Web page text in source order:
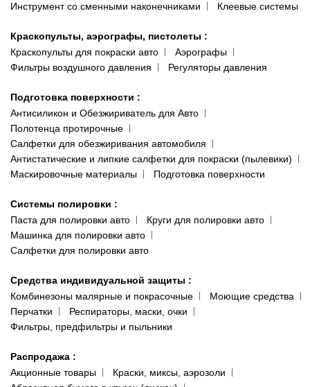
Инструмент со сменными наконечниками
Клеевые системы
Краскопульты, аэрографы, пистолеты :
Краскопульты для покраски авто
Аэрографы
Фильтры воздушного давления
Регуляторы давления
Подготовка поверхности :
Антисиликон и Обезжириватель для Авто
Полотенца протирочные
Салфетки для обезжиривания автомобиля
Антистатические и липкие салфетки для покраски (пылевики)
Маскировочные материалы
Подготовка поверхности
Системы полировки :
Паста для полировки авто
Круги для полировки авто
Машинка для полировки авто
Салфетки для полировки авто
Средства индивидуальной защиты :
Комбинезоны малярные и покрасочные
Моющие средства
Перчатки
Респираторы, маски, очки
Фильтры, предфильтры и пыльники
Распродажа :
Акционные товары
Краски, миксы, аэрозоли